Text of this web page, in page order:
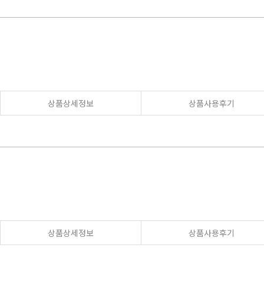
상품상세정보 상품사용후기
상품상세정보 상품사용후기